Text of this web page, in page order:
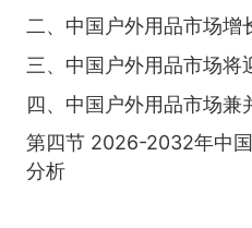
二、中国户外用品市场增
三、中国户外用品市场将
四、中国户外用品市场兼
第四节 2026-2032年中
分析